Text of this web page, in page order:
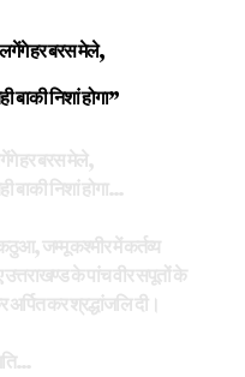
हर बरस मेले,
बाकी निशां होगा”
हर बरस मेले,
बाकी निशां होगा…
कठुआ, जम्मू कश्मीर में कर्तव्य
उत्तराखण्ड के पांच वीर सपूतों के
अर्पित कर श्रद्धांजलि दी।